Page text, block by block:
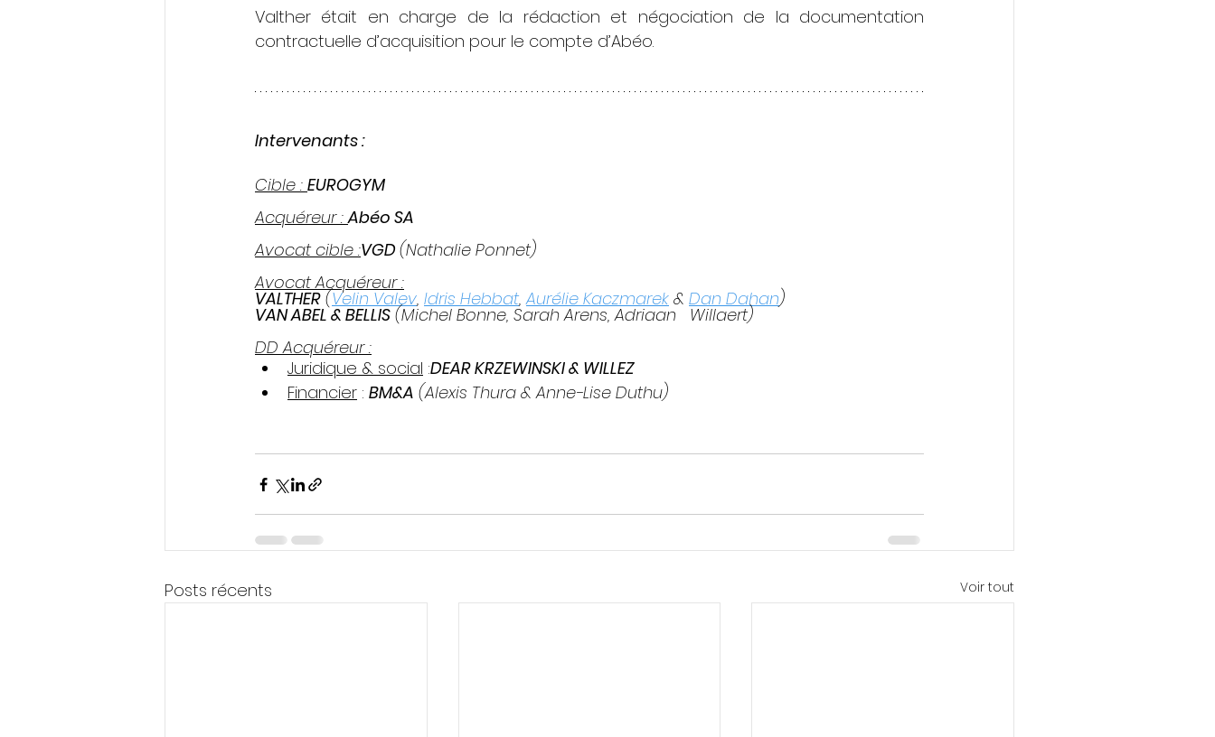
Valther était en charge de la rédaction et négociation de la documentation
contractuelle d’acquisition pour le compte d’Abéo.
Intervenants :
Cible : EUROGYM
Acquéreur : Abéo SA
Avocat cible :VGD (Nathalie Ponnet)
Avocat Acquéreur :
VALTHER (Velin Valev, Idris Hebbat, Aurélie Kaczmarek & Dan Dahan)
VAN ABEL & BELLIS (Michel Bonne, Sarah Arens, Adriaan   Willaert)
DD Acquéreur :
Juridique & social :DEAR KRZEWINSKI & WILLEZ
Financier : BM&A (Alexis Thura & Anne-Lise Duthu)
Posts récents Voir tout